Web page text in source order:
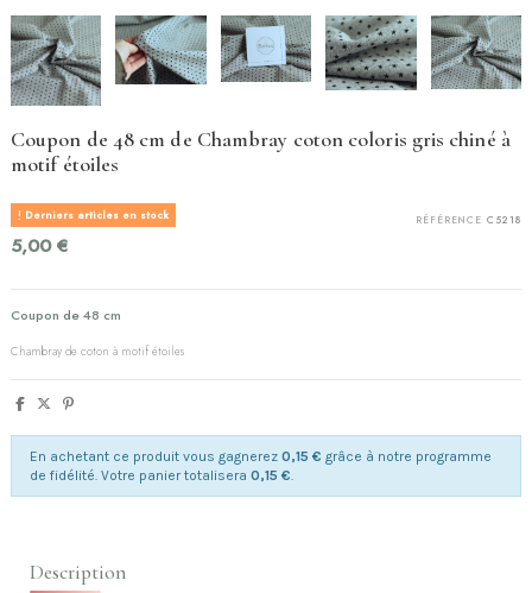
Coupon de 48 cm de Chambray coton coloris gris chiné à
motif étoiles
RÉFÉRENCE C5218
Derniers articles en stock
5,00 €
Coupon de 48 cm
Chambray de coton à motif étoiles
En achetant ce produit vous gagnerez 0,15 € grâce à notre programme
de fidélité. Votre panier totalisera 0,15 €.
Description